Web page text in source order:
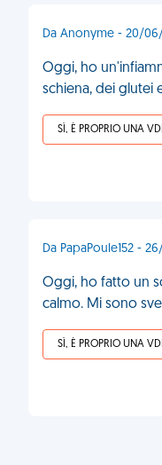
Da Anonyme - 20/
Oggi, ho
schiena, dei glutei
SÌ, È PROPRIO UNA
Da PapaPoule152 -
Oggi, ho fatto un
calmo. Mi sono
SÌ, È PROPRIO UNA